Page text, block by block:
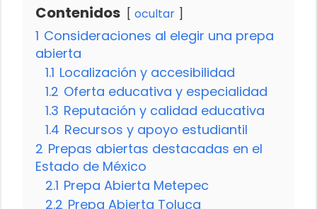
Contenidos ocultar
1 Consideraciones al elegir una prepa
abierta
1.1 Localización y accesibilidad
1.2 Oferta educativa y especialidad
1.3 Reputación y calidad educativa
1.4 Recursos y apoyo estudiantil
2 Prepas abiertas destacadas en el
Estado de México
2.1 Prepa Abierta Metepec
2.2 Prepa Abierta Toluca